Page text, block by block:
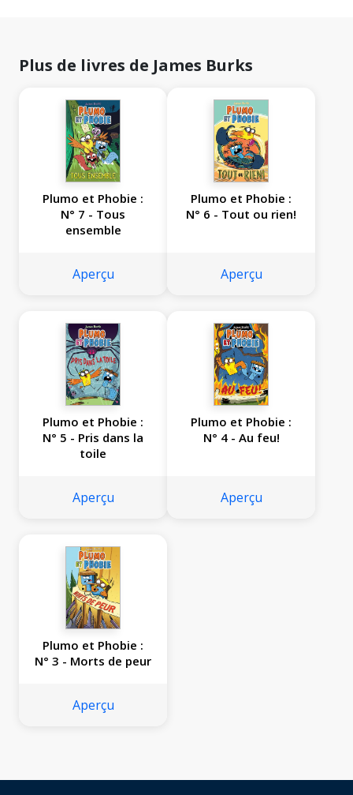
Plus de livres de James Burks
Plumo et Phobie :
N° 7 - Tous
ensemble
Aperçu
Plumo et Phobie :
N° 6 - Tout ou rien!
Aperçu
Plumo et Phobie :
N° 5 - Pris dans la
toile
Aperçu
Plumo et Phobie :
N° 4 - Au feu!
Aperçu
Plumo et Phobie :
N° 3 - Morts de peur
Aperçu